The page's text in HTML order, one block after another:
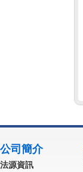
公司簡介
法源資訊